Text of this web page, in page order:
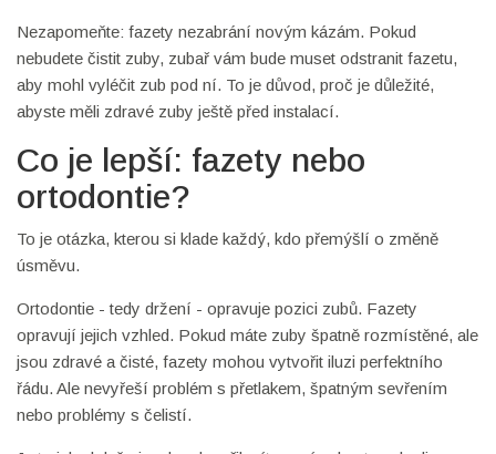
Nezapomeňte: fazety nezabrání novým kázám. Pokud
nebudete čistit zuby, zubař vám bude muset odstranit fazetu,
aby mohl vyléčit zub pod ní. To je důvod, proč je důležité,
abyste měli zdravé zuby ještě před instalací.
Co je lepší: fazety nebo
ortodontie?
To je otázka, kterou si klade každý, kdo přemýšlí o změně
úsměvu.
Ortodontie - tedy držení - opravuje pozici zubů. Fazety
opravují jejich vzhled. Pokud máte zuby špatně rozmístěné, ale
jsou zdravé a čisté, fazety mohou vytvořit iluzi perfektního
řádu. Ale nevyřeší problém s přetlakem, špatným sevřením
nebo problémy s čelistí.